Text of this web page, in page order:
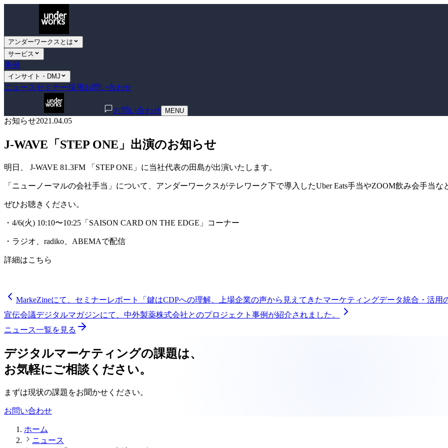
アンダーワークスとは
サービス
事例
インサイト・DMJ
ニュース セミナー採用 お問い合わせ
お問い合わせ MENU
お知らせ2021.04.05
J-WAVE「STEP ONE」出演のお知らせ
明日、 J-WAVE 81.3FM 「STEP ONE」に当社代表の田島が出演いたします。
「ニューノーマルの会社手当」について、アンダーワークスがテレワーク下で導入したUber Eats手当やZOOM飲み会手当な
ぜひお聴きください。
・4/6(火) 10:10〜10:25「SAISON CARD ON THE EDGE」コーナー
・ラジオ、radiko、ABEMAで配信
詳細はこちら
MarkeZineにて、セミナーレポート「鍵はCDPへの理解、上場企業の声から見えてきたマーケティングデータ統合・活用
宣伝会議デジタルマガジンにて、中外製薬株式会社とのプロジェクト事例が紹介されました。
ニュース一覧を見る
デジタルマーケティングの課題は、
お気軽にご相談ください。
まずは現状の課題をお聞かせください。
お問い合わせ
ホーム
ニュース